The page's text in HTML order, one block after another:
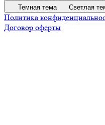
Темная тема Светлая
Политика
Договор оферты